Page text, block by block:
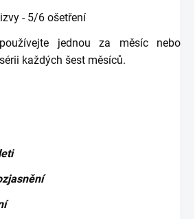
- 5/6 ošetření
jednou za měsíc nebo
každých šest měsíců.